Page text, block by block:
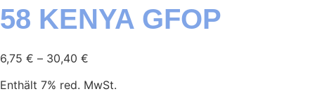
58 KENYA GFOP
6,75 € – 30,40 €
Enthält 7% red. MwSt.